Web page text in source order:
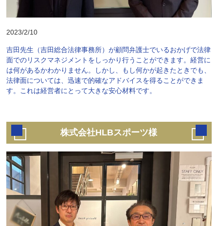
2023/2/10
吉田先生（吉田総合法律事務所）が顧問弁護士でいるおかげで法律
面でのリスクマネジメントをしっかり行うことができます。経営に
は何があるかわかりません。しかし、もし何かが起きたときでも、
法律面については、迅速で的確なアドバイスを得ることができま
す。これは経営者にとって大きな安心材料です。
株式会社HLBスポーツ様